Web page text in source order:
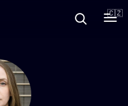
🇨🇿